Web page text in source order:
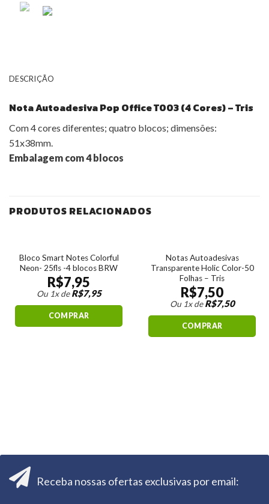
DESCRIÇÃO
Nota Autoadesiva Pop Office T003 (4 Cores) – Tris
Com 4 cores diferentes; quatro blocos; dimensões:
51x38mm.
Embalagem com 4 blocos
PRODUTOS RELACIONADOS
Bloco Smart Notes Colorful
Neon- 25fls -4 blocos BRW
R$7,95
Ou 1x deR$7,95
COMPRAR
Notas Autoadesivas
Transparente Holic Color-50
Folhas – Tris
R$7,50
Ou 1x deR$7,50
COMPRAR
Receba nossas ofertas exclusivas por email: